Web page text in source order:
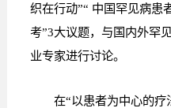
织在行动”“ 中国罕见病患
考”3大议题，与国内外罕
业专家进行讨论。
在“以患者为中心的疗